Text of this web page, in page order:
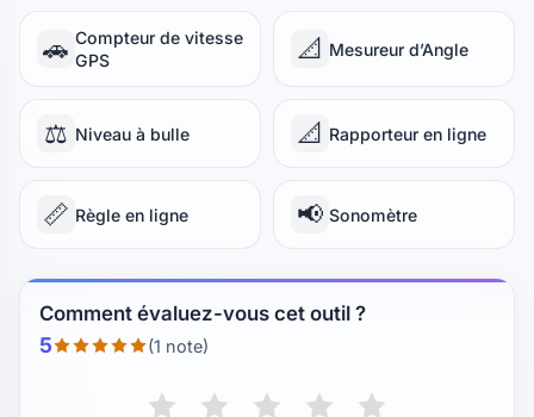
🚗 Compteur de vitesse
GPS
📐 Mesureur d’Angle
⚖️ Niveau à bulle 📐 Rapporteur en ligne
📏 Règle en ligne 📢 Sonomètre
Comment évaluez-vous cet outil ?
5 (1 note)